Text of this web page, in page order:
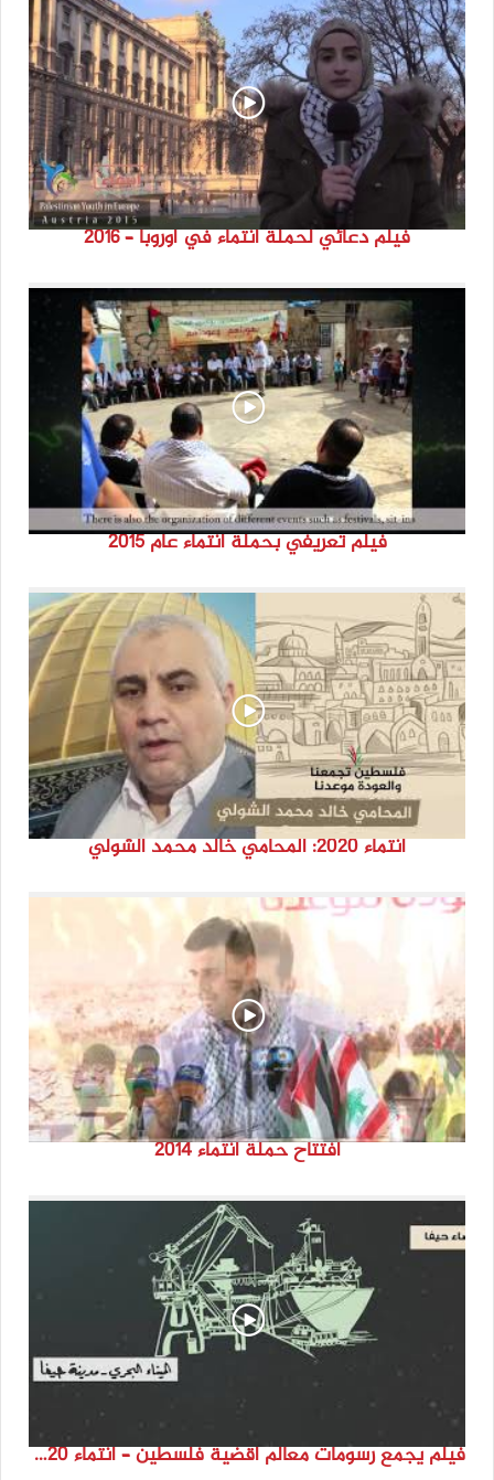
فيلم دعائي لحملة انتماء في اوروبا – 2016
فيلم تعريفي بحملة انتماء عام 2015
انتماء 2020: المحامي خالد محمد الشولي
افتتاح حملة انتماء 2014
فيلم يجمع رسومات معالم أقضية فلسطين – انتماء 2020